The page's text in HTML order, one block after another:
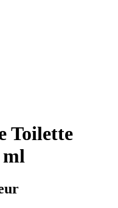
Toilette
ml